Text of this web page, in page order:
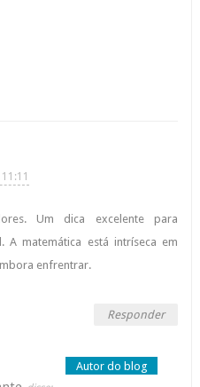
Um dica excelente para
A matemática está intríseca em
enfrentrar.
Responder